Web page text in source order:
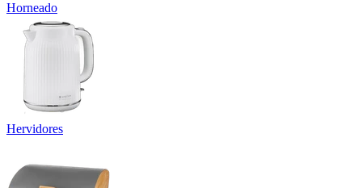
Horneado
Hervidores